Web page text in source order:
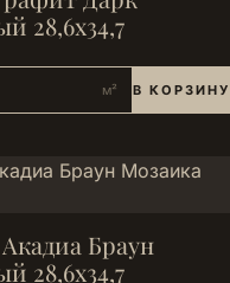
28,6х34,7
м² В КОРЗИНУ
Браун
28,6х34,7